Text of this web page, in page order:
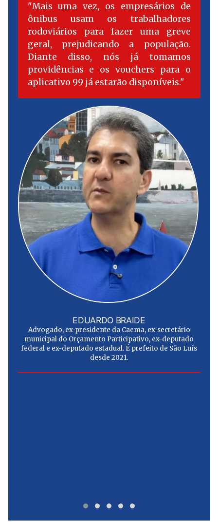
Mais uma vez, os empresários de
ônibus usam os trabalhadores
rodoviários para fazer uma greve
geral, prejudicando a população.
Diante disso, nós já tomamos
providências e os vouchers para o
aplicativo 99 já estarão disponíveis.
EDUARDO BRAIDE
Advogado, ex-presidente da Caema, ex-secretário
municipal do Orçamento Participativo, ex-deputado
federal e ex-deputado estadual. É prefeito de São Luís
desde 2021.